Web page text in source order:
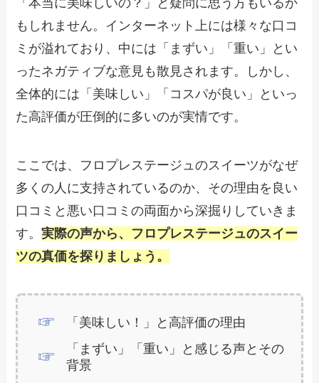
「本当に美味しいの？」と疑問に思う方もいるか
もしれません。インターネット上には様々な口コ
ミが溢れており、中には「まずい」「重い」とい
ったネガティブな意見も散見されます。しかし、
全体的には「美味しい」「コスパが良い」といっ
た高評価が圧倒的に多いのが実情です。
ここでは、フロプレステージュのスイーツがなぜ
多くの人に支持されているのか、その理由を良い
口コミと悪い口コミの両面から深掘りしていきま
す。実際の声から、フロプレステージュのスイー
ツの真価を探りましょう。
「美味しい！」と高評価の理由
「まずい」「重い」と感じる声とその
背景